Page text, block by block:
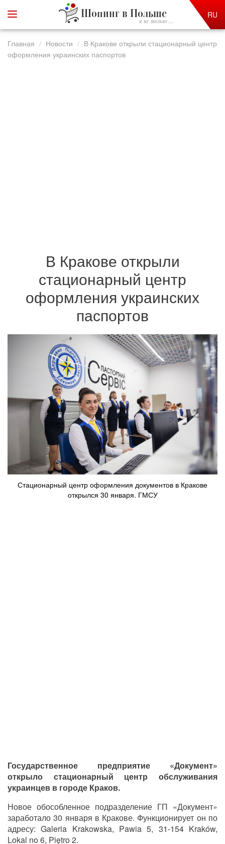
Шопинг в Польше
и не только ...
RU
Главная Новости
В Кракове открыли стационарный центр
оформления украинских паспортов
В Кракове открыли
стационарный центр
оформления украинских
паспортов
Стационарный центр оформления документов в Кракове
открылся 30 января. ГМСУ
Государственное предприятие «Документ»
открыло стационарный центр обслуживания
украинцев в городе Краков.
Новое обособленное подразделение ГП «Документ»
заработало 30 января в Кракове. Функционирует он по
адресу: Galeria Krakowska, Pawia 5, 31-154 Kraków,
Lokal no 6, Piętro 2.